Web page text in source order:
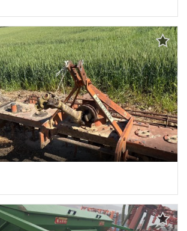
• Cambio Altro • Antracite pastello
• Cambio Altro • Antracite pastello